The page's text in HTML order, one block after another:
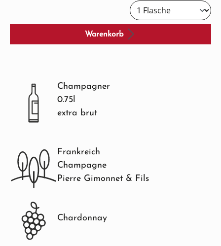
Warenkorb
Champagner
0.75l
extra brut
Frankreich
Champagne
Pierre Gimonnet & Fils
Chardonnay